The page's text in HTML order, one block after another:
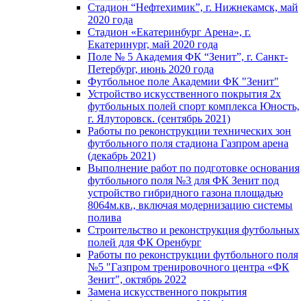
Стадион “Нефтехимик”, г. Нижнекамск, май
2020 года
Стадион «Екатеринбург Арена», г.
Екатеринург, май 2020 года
Поле № 5 Академия ФК “Зенит”, г. Санкт-
Петербург, июнь 2020 года
Футбольное поле Академии ФК "Зенит"
Устройство искусственного покрытия 2х
футбольных полей спорт комплекса Юность,
г. Ялуторовск. (сентябрь 2021)
Работы по реконструкции технических зон
футбольного поля стадиона Газпром арена
(декабрь 2021)
Выполнение работ по подготовке основания
футбольного поля №3 для ФК Зенит под
устройство гибридного газона площадью
8064м.кв., включая модернизацию системы
полива
Строительство и реконструкция футбольных
полей для ФК Оренбург
Работы по реконструкции футбольного поля
№5 "Газпром тренировочного центра «ФК
Зенит", октябрь 2022
Замена искусственного покрытия